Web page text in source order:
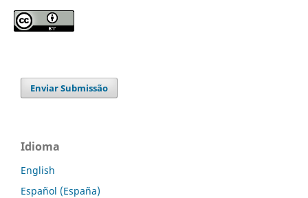
Enviar Submissão
Idioma
English
Español (España)